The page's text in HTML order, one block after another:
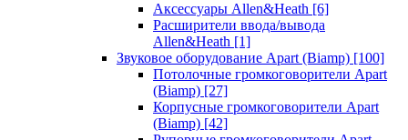
Аксессуары Allen&Heath [6]
Расширители ввода/вывода
Allen&Heath [1]
Звуковое оборудование Apart (Biamp) [100]
Потолочные громкоговорители Apart
(Biamp) [27]
Корпусные громкоговорители Apart
(Biamp) [42]